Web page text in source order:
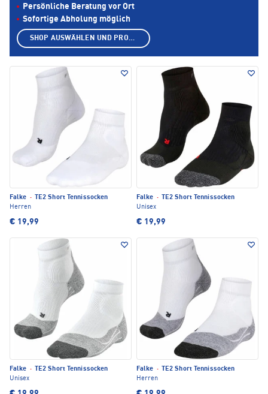
Falke ·
TE2 Short Tennissocken
Herren
€ 19,99
Falke ·
TE2 Short Tennissocken
Unisex
€ 19,99
Falke ·
TE2 Short Tennissocken
Unisex
Falke ·
TE2 Short Tennissocken
Herren
Persönliche Beratung vor Ort
Sofortige Abholung möglich
SHOP AUSWÄHLEN UND PRODUKTE ANZEIGEN